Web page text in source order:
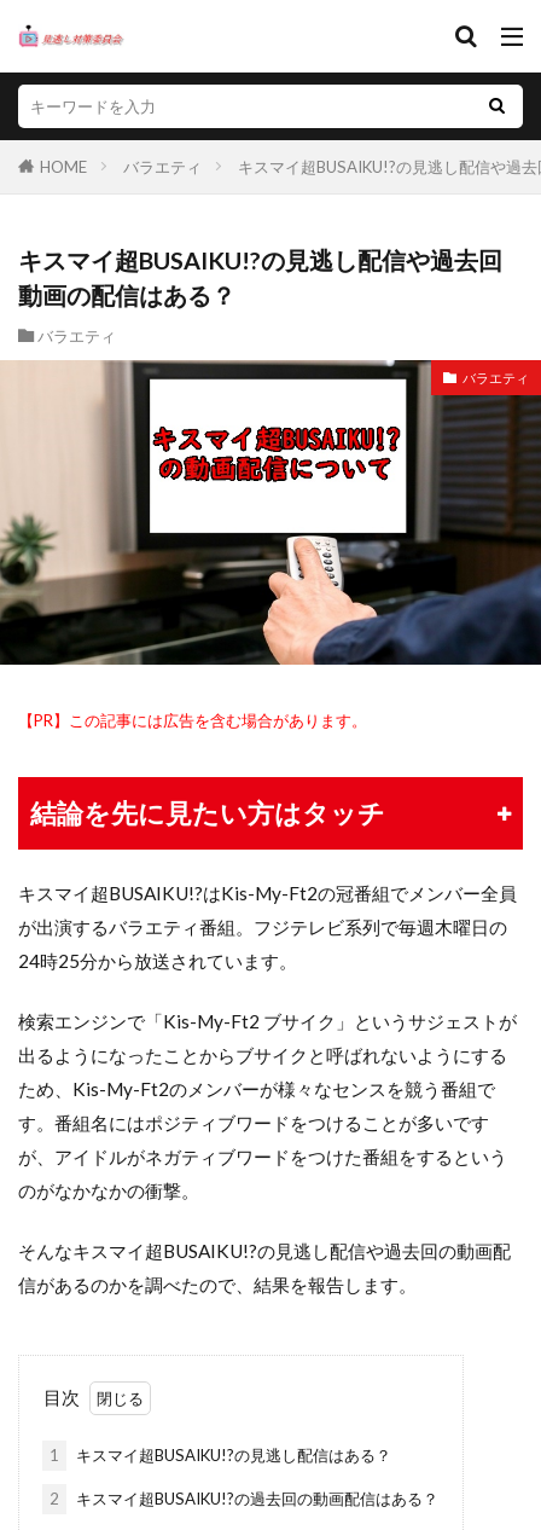
HOME バラエティ キスマイ超BUSAIKU!?の見逃し配信や過
キスマイ超BUSAIKU!?の見逃し配信や過去回
動画の配信はある？
バラエティ
バラエティ
【PR】この記事には広告を含む場合があります。
結論を先に見たい方はタッチ
キスマイ超BUSAIKU!?はKis-My-Ft2の冠番組でメンバー全員
が出演するバラエティ番組。フジテレビ系列で毎週木曜日の
24時25分から放送されています。
検索エンジンで「Kis-My-Ft2 ブサイク」というサジェストが
出るようになったことからブサイクと呼ばれないようにする
ため、Kis-My-Ft2のメンバーが様々なセンスを競う番組で
す。番組名にはポジティブワードをつけることが多いです
が、アイドルがネガティブワードをつけた番組をするという
のがなかなかの衝撃。
そんなキスマイ超BUSAIKU!?の見逃し配信や過去回の動画配
信があるのかを調べたので、結果を報告します。
目次
1 キスマイ超BUSAIKU!?の見逃し配信はある？
2 キスマイ超BUSAIKU!?の過去回の動画配信はある？